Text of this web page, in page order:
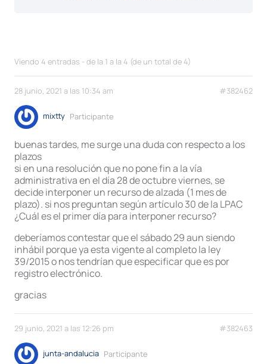
Viendo 4 entradas - de la 1 a la 4 (de un total de 4)
28 junio, 2021 a las 10:34 am #382462
mixtty Participante
buenas tardes, me surge una duda con respecto a los
plazos
si en una resolución que no pone fin a la vía
administrativa en el día 28 de octubre viernes, se
decide interponer un recurso de alzada (1 mes de
plazo). si nos preguntan según artículo 30 de la LPAC
¿Cuál es el primer día para interponer recurso?
deberíamos contestar que el sábado 29 aun siendo
inhábil porque ya esta vigente al completo la ley
39/2015 o nos tendrían que especificar que es por
registro electrónico.
gracias
29 junio, 2021 a las 12:26 pm #382463
junta-andalucia Participante